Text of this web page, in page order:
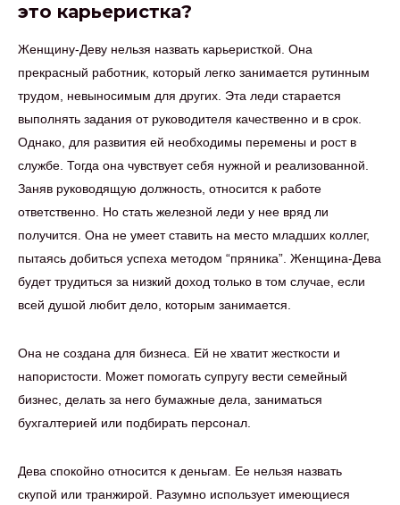
это карьеристка?
Женщину-Деву нельзя назвать карьеристкой. Она
прекрасный работник, который легко занимается рутинным
трудом, невыносимым для других. Эта леди старается
выполнять задания от руководителя качественно и в срок.
Однако, для развития ей необходимы перемены и рост в
службе. Тогда она чувствует себя нужной и реализованной.
Заняв руководящую должность, относится к работе
ответственно. Но стать железной леди у нее вряд ли
получится. Она не умеет ставить на место младших коллег,
пытаясь добиться успеха методом “пряника”. Женщина-Дева
будет трудиться за низкий доход только в том случае, если
всей душой любит дело, которым занимается.
Она не создана для бизнеса. Ей не хватит жесткости и
напористости. Может помогать супругу вести семейный
бизнес, делать за него бумажные дела, заниматься
бухгалтерией или подбирать персонал.
Дева спокойно относится к деньгам. Ее нельзя назвать
скупой или транжирой. Разумно использует имеющиеся